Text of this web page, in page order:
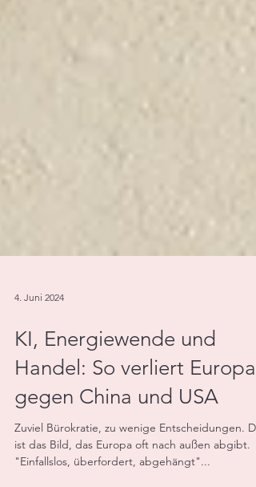
4. Juni 2024
KI, Energiewende und
Handel: So verliert Europa
gegen China und USA